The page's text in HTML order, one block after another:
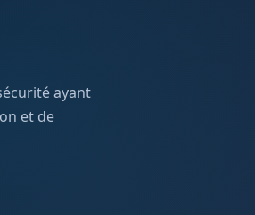
ayant
et de